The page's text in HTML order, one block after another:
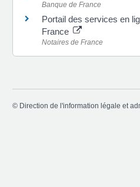
Banque de France
Portail des services en
France
Notaires de France
© Direction de l'information légale et